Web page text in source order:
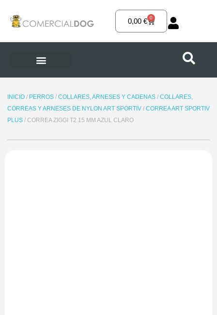
contenido
0,00€ 0
Carrito
INICIO/ PERROS/ COLLARES, ARNESES Y CADENAS/ COLLARES,
CORREAS Y ARNESES DE NYLON ART SPORTIV/ CORREA ART SPORTIV
PLUS/ CORREA ZIGGI T2 15 MM AZUL CLARO